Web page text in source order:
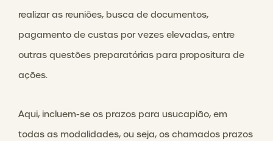
realizar as reuniões, busca de documentos,
pagamento de custas por vezes elevadas, entre
outras questões preparatórias para propositura de
ações.
Aqui, incluem-se os prazos para usucapião, em
todas as modalidades, ou seja, os chamados prazos